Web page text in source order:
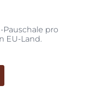
Pauschale pro
EU-Land.